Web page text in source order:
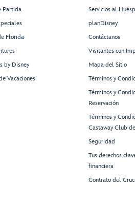
Partida
Florida
by Disney
Vacaciones
Servicios al
planDisney
Contáctanos
Visitantes con
Mapa del Sitio
Términos y
Términos y
Reservación
Términos y
Castaway Club
Seguridad
Tus derechos
financiera
Contrato del